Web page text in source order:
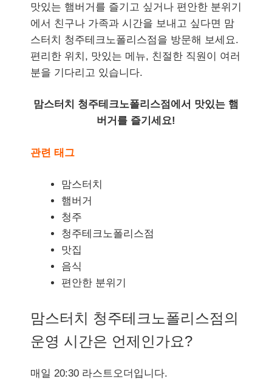
맛있는 햄버거를 즐기고 싶거나 편안한 분위기
에서 친구나 가족과 시간을 보내고 싶다면 맘
스터치 청주테크노폴리스점을 방문해 보세요.
편리한 위치, 맛있는 메뉴, 친절한 직원이 여러
분을 기다리고 있습니다.
맘스터치 청주테크노폴리스점에서 맛있는 햄
버거를 즐기세요!
관련 태그
맘스터치
햄버거
청주
청주테크노폴리스점
맛집
음식
편안한 분위기
맘스터치 청주테크노폴리스점의
운영 시간은 언제인가요?
매일 20:30 라스트오더입니다.